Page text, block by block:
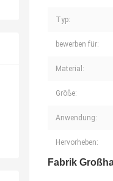
Typ:
bewerben für:
Material:
Größe:
Anwendung:
Hervorheben:
Fabrik